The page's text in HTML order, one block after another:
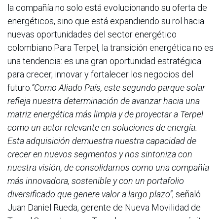
la compañía no solo está evolucionando su oferta de
energéticos, sino que está expandiendo su rol hacia
nuevas oportunidades del sector energético
colombiano.Para Terpel, la transición energética no es
una tendencia: es una gran oportunidad estratégica
para crecer, innovar y fortalecer los negocios del
futuro. “Como Aliado País, este segundo parque solar
refleja nuestra determinación de avanzar hacia una
matriz energética más limpia y de proyectar a Terpel
como un actor relevante en soluciones de energía.
Esta adquisición demuestra nuestra capacidad de
crecer en nuevos segmentos y nos sintoniza con
nuestra visión, de consolidarnos como una compañía
más innovadora, sostenible y con un portafolio
diversificado que genere valor a largo plazo”, señaló
Juan Daniel Rueda, gerente de Nueva Movilidad de